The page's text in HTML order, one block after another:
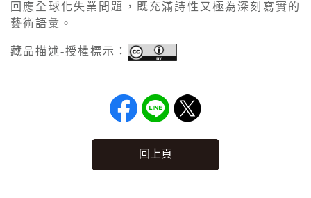
回應全球化失業問題，既充滿詩性又極為深刻寫實的
藝術語彙。
藏品描述-授權標示：
回上頁